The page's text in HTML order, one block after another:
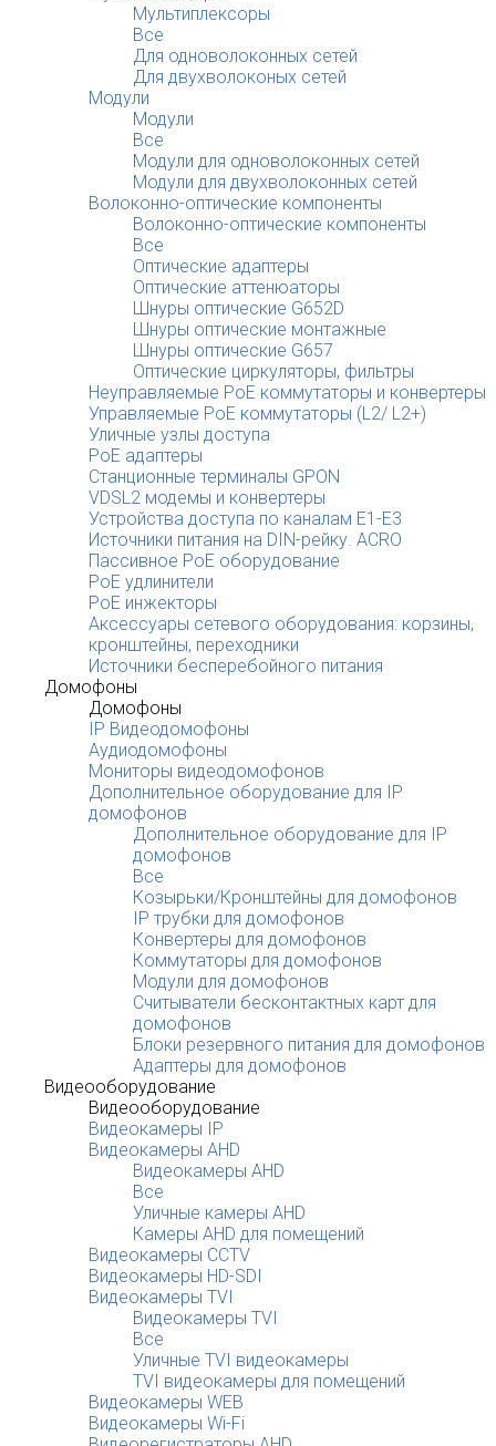
Мультиплексоры
Все
Для одноволоконных сетей
Для двухволоконых сетей
Модули
Модули
Все
Модули для одноволоконных сетей
Модули для двухволоконных сетей
Волоконно-оптические компоненты
Волоконно-оптические компоненты
Все
Оптические адаптеры
Оптические аттенюаторы
Шнуры оптические G652D
Шнуры оптические монтажные
Шнуры оптические G657
Оптические циркуляторы, фильтры
Неуправляемые PoE коммутаторы и конвертеры
Управляемые PoE коммутаторы (L2/ L2+)
Уличные узлы доступа
PoE адаптеры
Станционные терминалы GPON
VDSL2 модемы и конвертеры
Устройства доступа по каналам E1-E3
Источники питания на DIN-рейку. ACRO
Пассивное PoE оборудование
PoE удлинители
PoE инжекторы
Аксессуары сетевого оборудования: корзины,
кронштейны, переходники
Источники бесперебойного питания
Домофоны
Домофоны
IP Видеодомофоны
Аудиодомофоны
Мониторы видеодомофонов
Дополнительное оборудование для IP
домофонов
Дополнительное оборудование для IP
домофонов
Все
Козырьки/Кронштейны для домофонов
IP трубки для домофонов
Конвертеры для домофонов
Коммутаторы для домофонов
Модули для домофонов
Считыватели бесконтактных карт для
домофонов
Блоки резервного питания для домофонов
Адаптеры для домофонов
Видеооборудование
Видеооборудование
Видеокамеры IP
Видеокамеры AHD
Видеокамеры AHD
Все
Уличные камеры AHD
Камеры AHD для помещений
Видеокамеры CCTV
Видеокамеры HD-SDI
Видеокамеры TVI
Видеокамеры TVI
Все
Уличные TVI видеокамеры
TVI видеокамеры для помещений
Видеокамеры WEB
Видеокамеры Wi-Fi